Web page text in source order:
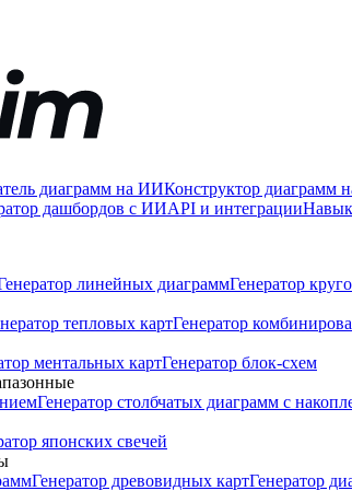
диаграмм на ИИКонструктор диаграмм
дашбордов с ИИAPI и интеграции
линейных диаграммГенератор
тепловых картГенератор
ментальных картГенератор блок-схем
Генератор столбчатых диаграмм с
японских свечей
Генератор древовидных картГенератор